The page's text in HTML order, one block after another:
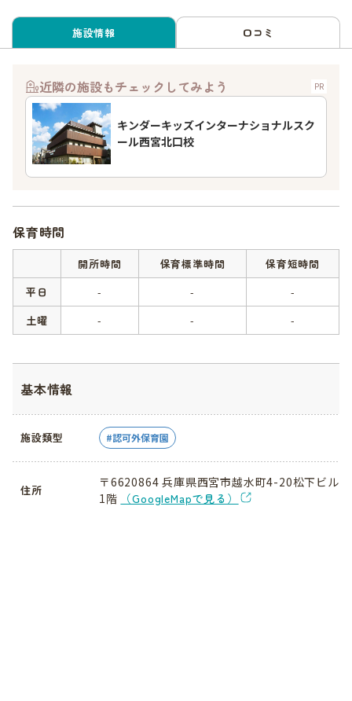
施設情報 口コミ
近隣の施設もチェックしてみよう PR
キンダーキッズインターナショナルスク
ール西宮北口校
保育時間
開所時間 保育標準時間
保育短時間
平日
- -
-
土曜
- - -
基本情報
施設類型 認可外保育園
住所
〒6620864 兵庫県西宮市越水町4-20松下ビル
1階
（GoogleMapで見る）